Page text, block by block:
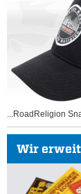
...RoadReligion
Wir